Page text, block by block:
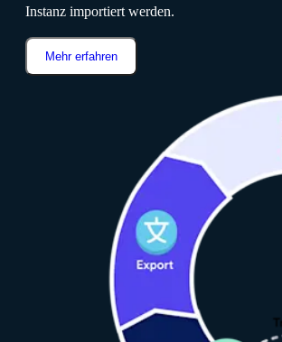
Instanz importiert werden.
Mehr erfahren